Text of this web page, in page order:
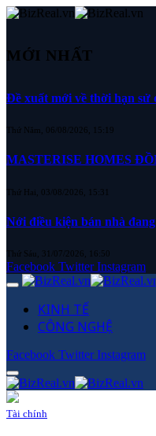
MỚI NHẤT
Đề xuất mới về thời hạn sử
Thứ Năm, 06/08/2026, 15:19
MASTERISE HOMES
Thứ Hai, 03/08/2026, 15:31
Nới điều kiện bán nhà
Thứ Sáu, 31/07/2026, 16:50
Facebook Twitter Instagram
KINH TẾ
CÔNG NGHỆ
Facebook Twitter Instagram
Tài chính